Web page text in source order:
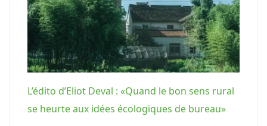
L’édito d’Eliot Deval : «Quand le bon sens rural
se heurte aux idées écologiques de bureau»